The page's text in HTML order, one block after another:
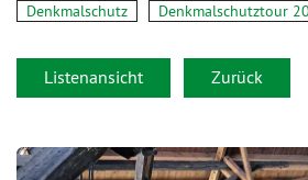
Denkmalschutz Denkmalschutztour
Listenansicht Zurück